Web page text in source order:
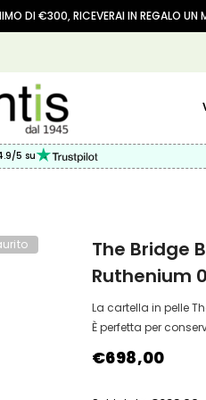
DI €300, RICEVERAI IN REGALO
5 su
The Bridge
Ruthenium
La cartella in pelle
È perfetta per
€698,00